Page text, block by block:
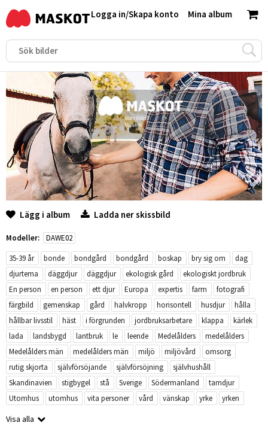
Mina album
Logga in/Skapa konto
Lägg i album Ladda ner skissbild
Modeller:
DAWE02
35-39 år
bonde bondgård bondgård boskap bry sig om
dag
djurtema
däggdjur däggdjur ekologisk gård
ekologiskt jordbruk
En person
en person ett djur Europa expertis farm
fotografi
färgbild
gemenskap gård halvkropp horisontell husdjur
hålla
hållbar livsstil
häst i förgrunden jordbruksarbetare klappa
kärlek
lada
landsbygd lantbruk le leende Medelålders
medelålders
Medelålders män
medelålders män miljö miljövård
omsorg
rutig skjorta
självförsöjande självförsöjning
självhushåll
Skandinavien
stigbygel stå Sverige Södermanland
tamdjur
Utomhus
utomhus vita personer vård vänskap yrke yrken
Visa alla